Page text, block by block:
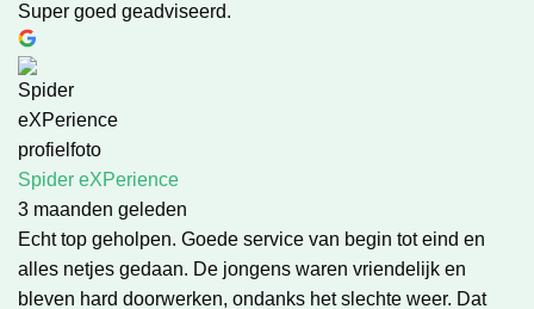
Super goed geadviseerd.
Spider eXPerience
3 maanden geleden
Echt top geholpen. Goede service van begin tot eind en
alles netjes gedaan. De jongens waren vriendelijk en
bleven hard doorwerken, ondanks het slechte weer. Dat